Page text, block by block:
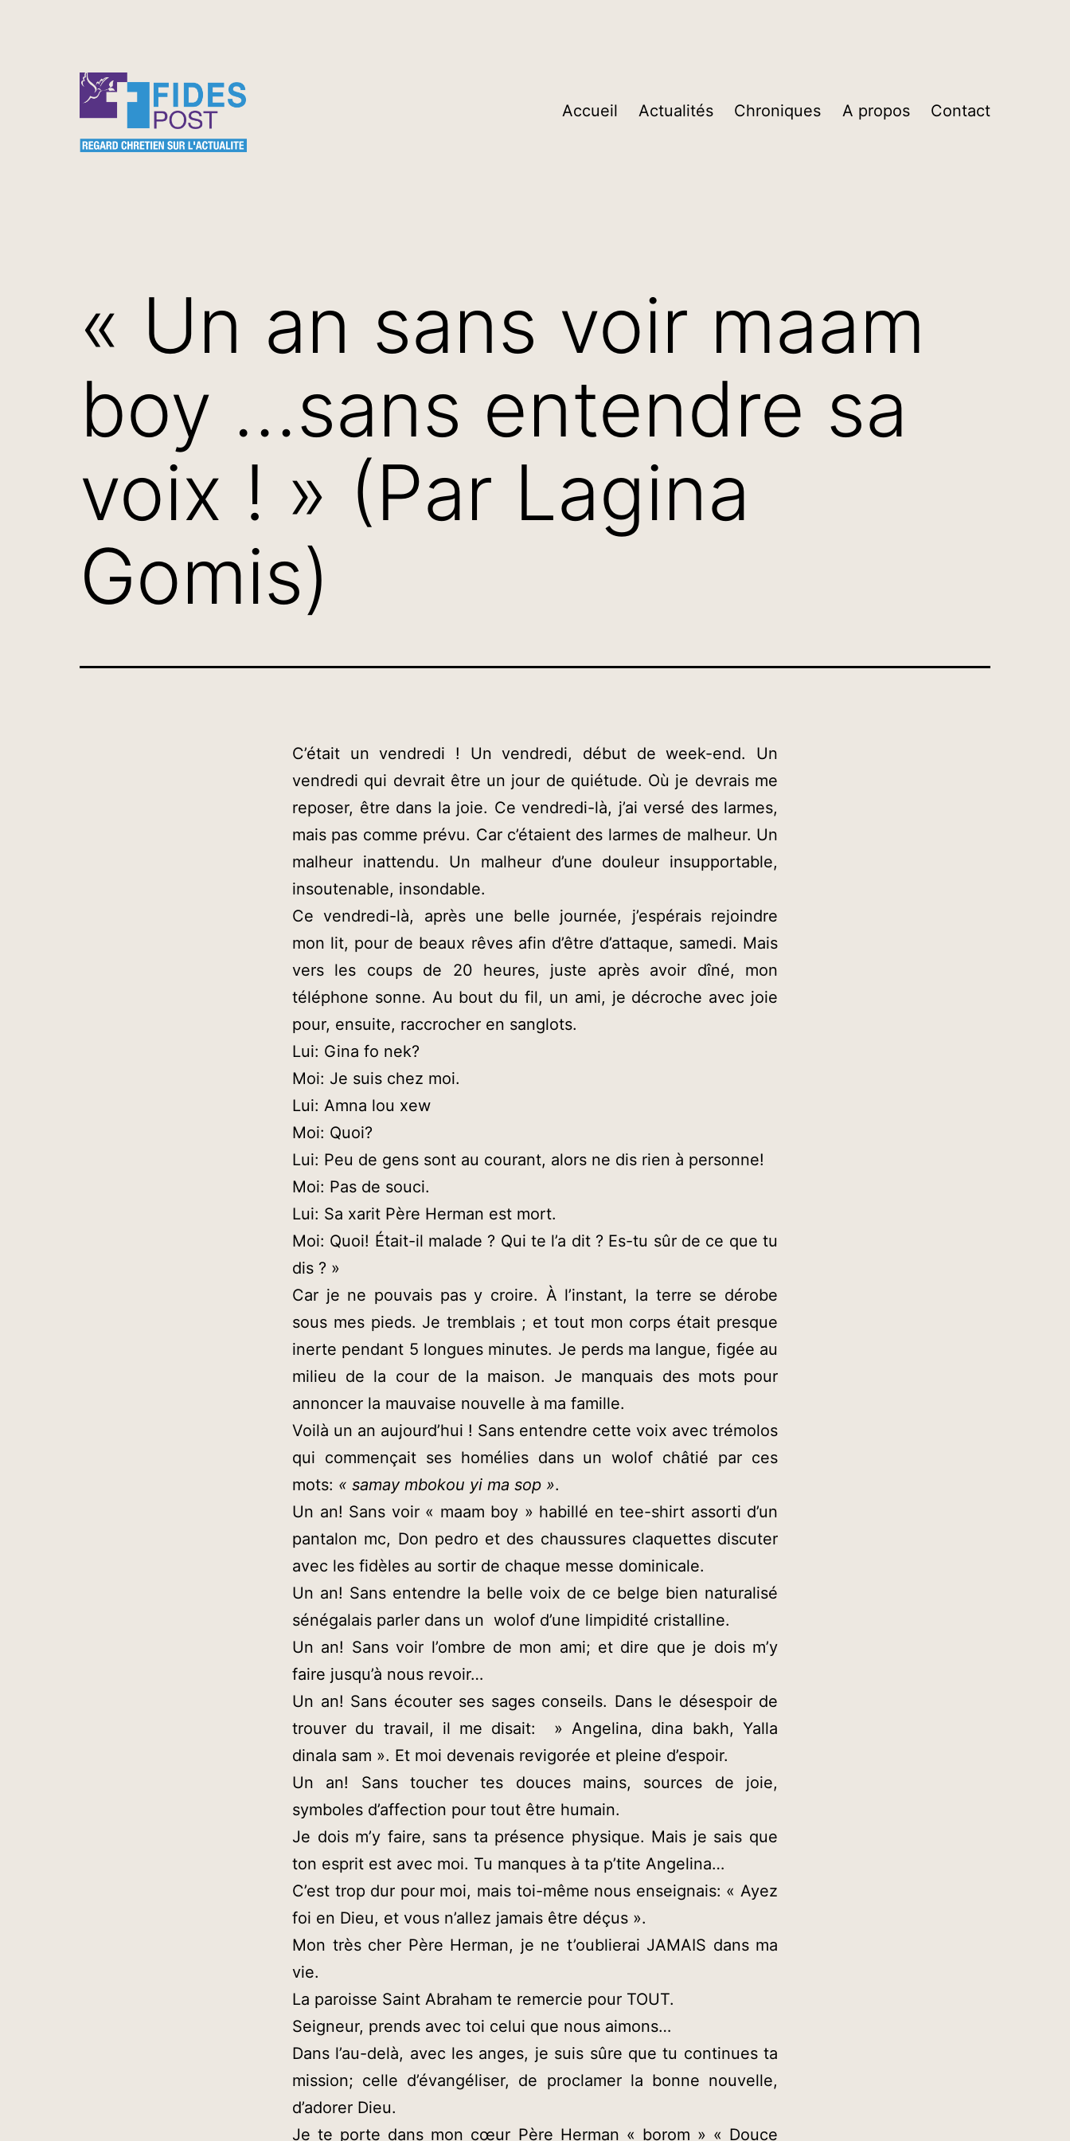
Accueil Actualités Chroniques A propos Contact
« Un an sans voir maam
boy …sans entendre sa
voix ! » (Par Lagina
Gomis)
C’était un vendredi ! Un vendredi, début de week-end. Un
vendredi qui devrait être un jour de quiétude. Où je devrais me
reposer, être dans la joie. Ce vendredi-là, j’ai versé des larmes,
mais pas comme prévu. Car c’étaient des larmes de malheur. Un
malheur inattendu. Un malheur d’une douleur insupportable,
insoutenable, insondable.
Ce vendredi-là, après une belle journée, j’espérais rejoindre
mon lit, pour de beaux rêves afin d’être d’attaque, samedi. Mais
vers les coups de 20 heures, juste après avoir dîné, mon
téléphone sonne. Au bout du fil, un ami, je décroche avec joie
pour, ensuite, raccrocher en sanglots.
Lui: Gina fo nek?
Moi: Je suis chez moi.
Lui: Amna lou xew
Moi: Quoi?
Lui: Peu de gens sont au courant, alors ne dis rien à personne!
Moi: Pas de souci.
Lui: Sa xarit Père Herman est mort.
Moi: Quoi! Était-il malade ? Qui te l’a dit ? Es-tu sûr de ce que tu
dis ? »
Car je ne pouvais pas y croire. À l’instant, la terre se dérobe
sous mes pieds. Je tremblais ; et tout mon corps était presque
inerte pendant 5 longues minutes. Je perds ma langue, figée au
milieu de la cour de la maison. Je manquais des mots pour
annoncer la mauvaise nouvelle à ma famille.
Voilà un an aujourd’hui ! Sans entendre cette voix avec trémolos
qui commençait ses homélies dans un wolof châtié par ces
mots: « samay mbokou yi ma sop ».
Un an! Sans voir « maam boy » habillé en tee-shirt assorti d’un
pantalon mc, Don pedro et des chaussures claquettes discuter
avec les fidèles au sortir de chaque messe dominicale.
Un an! Sans entendre la belle voix de ce belge bien naturalisé
sénégalais parler dans un wolof d’une limpidité cristalline.
Un an! Sans voir l’ombre de mon ami; et dire que je dois m’y
faire jusqu’à nous revoir…
Un an! Sans écouter ses sages conseils. Dans le désespoir de
trouver du travail, il me disait: » Angelina, dina bakh, Yalla
dinala sam ». Et moi devenais revigorée et pleine d’espoir.
Un an! Sans toucher tes douces mains, sources de joie,
symboles d’affection pour tout être humain.
Je dois m’y faire, sans ta présence physique. Mais je sais que
ton esprit est avec moi. Tu manques à ta p’tite Angelina…
C’est trop dur pour moi, mais toi-même nous enseignais: « Ayez
foi en Dieu, et vous n’allez jamais être déçus ».
Mon très cher Père Herman, je ne t’oublierai JAMAIS dans ma
vie.
La paroisse Saint Abraham te remercie pour TOUT.
Seigneur, prends avec toi celui que nous aimons…
Dans l’au-delà, avec les anges, je suis sûre que tu continues ta
mission; celle d’évangéliser, de proclamer la bonne nouvelle,
d’adorer Dieu.
Je te porte dans mon cœur Père Herman « borom » « Douce